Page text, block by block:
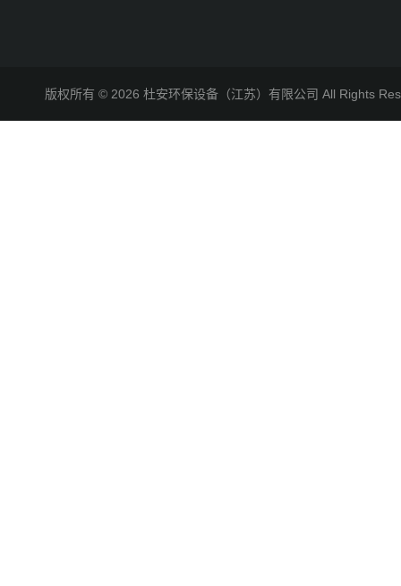
版权所有 © 2026 杜安环保设备（江苏）有限公司 All Rights